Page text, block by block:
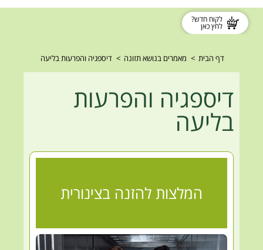
לקוח חדש?
לחץ כאן
דף הבית > מאמרים בנושא תזונה > דיספגיה והפרעות בליעה
דיספגיה והפרעות
בליעה
המלצות להזנה בצינורית